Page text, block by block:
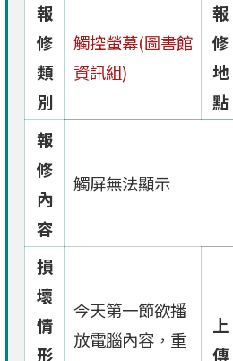
報
修
類
別
觸控螢幕(圖書館
資訊組)
報
修
地
點
報
修
內
容
觸屏無法顯示
損
壞
情
形
今天第一節欲播
放電腦內容，重
上
傳